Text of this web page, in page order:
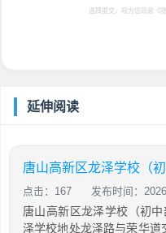
选择提交，视为您同意 《
延伸阅读
点击：167 发布时间：
唐山高新区龙泽学校（初
泽学校地处龙泽路与荣华道